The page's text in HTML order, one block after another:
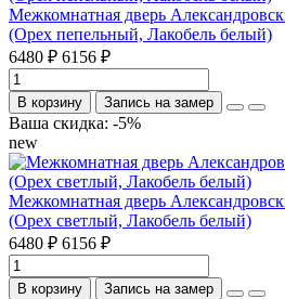
Межкомнатная дверь
(Орех пепельный, Лакобель белый)
6480 ₽ 6156 ₽
В корзину Запись на замер
Ваша скидка: -5%
new
Межкомнатная дверь
(Орех светлый, Лакобель белый)
6480 ₽ 6156 ₽
В корзину Запись на замер